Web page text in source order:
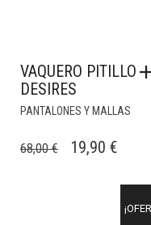
VAQUERO PITILLO
DESIRES
PANTALONES Y MALLAS
68,00€
EL
19,90 €EL
ES: